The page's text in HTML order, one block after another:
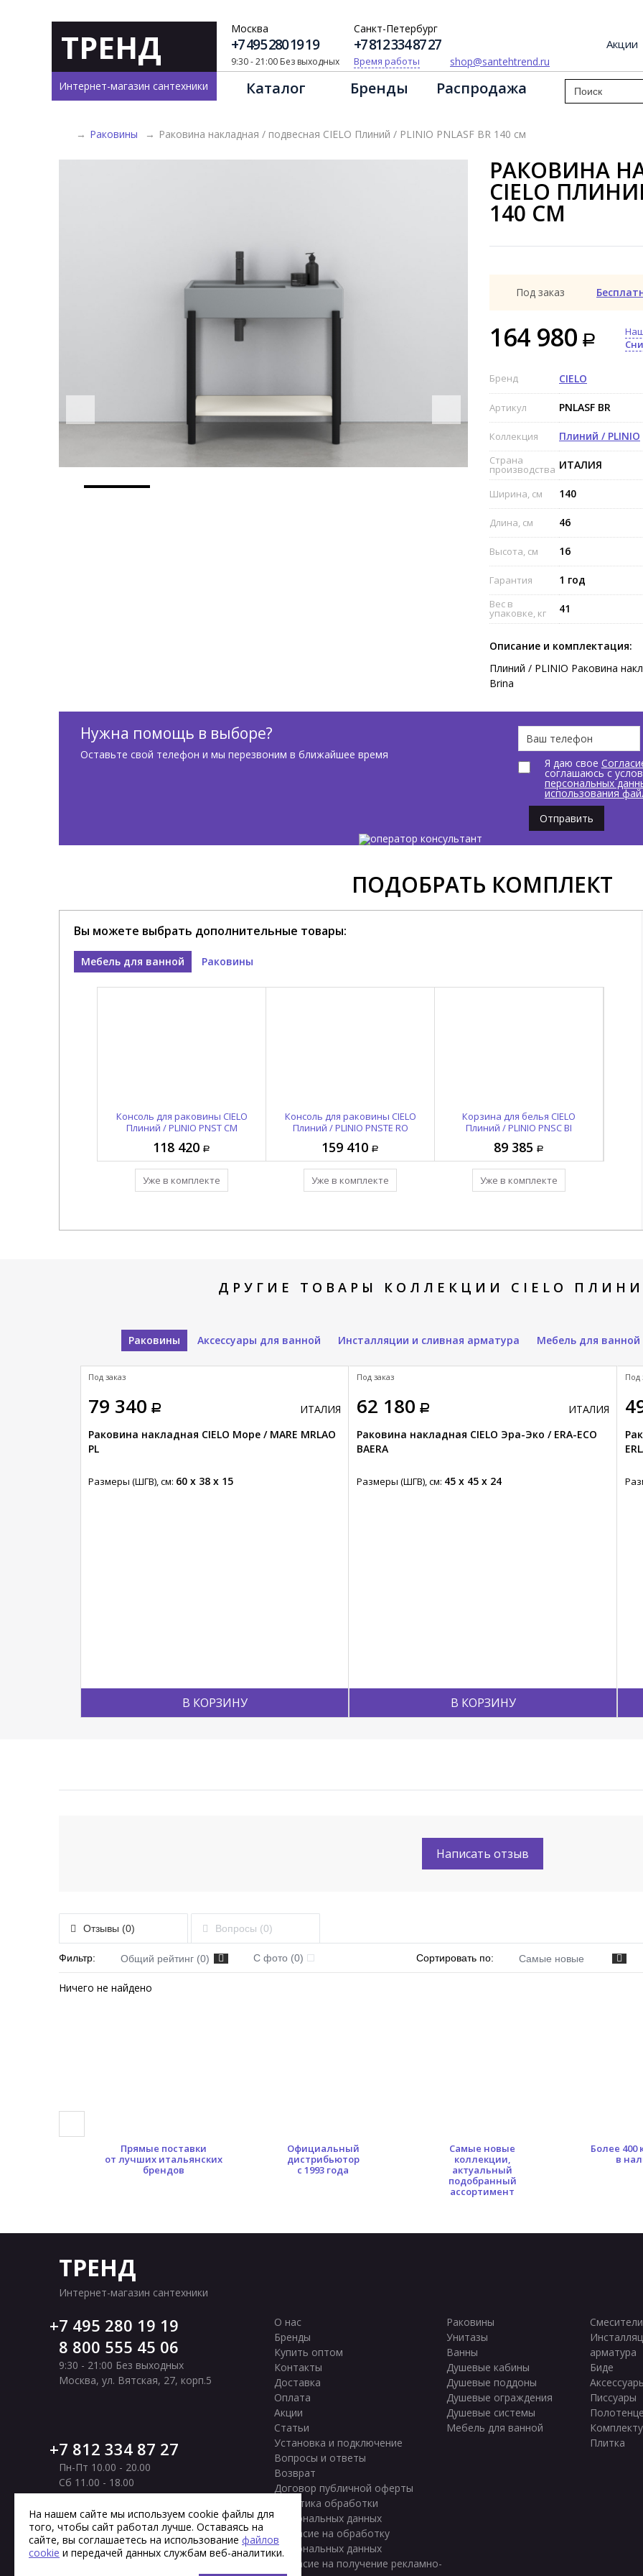
ТРЕНД
Интернет-магазин сантехники
Москва
+7 495 280 19 19
9:30 - 21:00 Без выходных
Санкт-Петербург
+7 812 334 87 27
Время работы shop@santehtrend.ru
Акции
Каталог Бренды Распродажа
→ Раковины → Раковина накладная / подвесная CIELO Плиний / PLINIO PNLASF BR 140 см
РАКОВИНА
CIELO
140 СМ
Под заказ
164 980
Бренд CIELO
Артикул PNLASF BR
Коллекция Плиний / PLINIO
Страна
производства ИТАЛИЯ
Ширина, см 140
Длина, см 46
Высота, см 16
Гарантия 1 год
Вес в
упаковке, кг 41
Описание и комплектация:
Плиний / PLINIO Раковина
Brina
Нужна помощь в выборе?
Оставьте свой телефон и мы перезвоним в ближайшее время
Я даю свое
соглашаюсь с
персональных
использования
Отправить
ПОДОБРАТЬ КОМПЛЕКТ
Вы можете выбрать дополнительные товары:
Мебель для ванной Раковины
Консоль для раковины CIELO
Плиний / PLINIO PNST CM
118 420
Уже в комплекте
Консоль для раковины CIELO
Плиний / PLINIO PNSTE RO
159 410
Уже в комплекте
Корзина для белья CIELO
Плиний / PLINIO PNSC BI
89 385
Уже в комплекте
Раковина накладная /
подвесная CIELO Плиний /
164 980
Уже в комплекте
ДРУГИЕ ТОВАРЫ КОЛЛЕКЦИИ CIELO
Раковины Аксессуары для ванной Инсталляции и сливная арматура Мебель для ванной
79 340
В КОРЗИНУ
ИТАЛИЯ
Раковина накладная CIELO Море / MARE MRLAO
PL
Размеры (ШГВ), см: 60 x 38 x 15
Под заказ
62 180
В КОРЗИНУ
ИТАЛИЯ
Раковина накладная CIELO Эра-Эко / ERA-ECO
BAERA
Размеры (ШГВ), см: 45 x 45 x 24
Под заказ Под
Написать отзыв
Отзывы (0) Вопросы (0)
Фильтр: Общий рейтинг (0) С фото (0) Сортировать по: Самые новые
Ничего не найдено
Прямые поставки
от лучших итальянских
брендов
Официальный
дистрибьютор
с 1993 года
Самые новые
коллекции,
актуальный
подобранный
ассортимент
Более 400
в
ТРЕНД
Интернет-магазин сантехники
7 495 280 19 19
8 800 555 45 06
9:30 - 21:00 Без выходных
Москва, ул. Вятская, 27, корп.5
7 812 334 87 27
Пн-Пт 10.00 - 20.00
Сб 11.00 - 18.00
Вс Выходной
Санкт-Петербург,Московское шоссе, 177
корп. 2
О нас
Бренды
Купить оптом
Контакты
Доставка
Оплата
Акции
Статьи
Установка и подключение
Вопросы и ответы
Возврат
Договор публичной оферты
Политика обработки
персональных данных
Согласие на обработку
персональных данных
Согласие на получение рекламно-
Раковины
Унитазы
Ванны
Душевые кабины
Душевые поддоны
Душевые ограждения
Душевые системы
Мебель для ванной
Смесители
арматура
Биде
Писсуары
Плитка
На нашем сайте мы используем cookie файлы для
того, чтобы сайт работал лучше. Оставаясь на
сайте, вы соглашаетесь на использование файлов
cookie и передачей данных службам веб-аналитики.